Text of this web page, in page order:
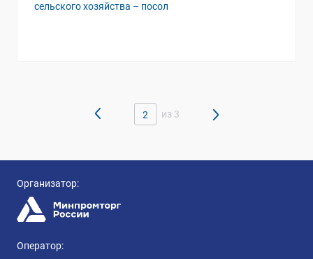
сельского хозяйства – посол
2 из 3
Организатор:
Оператор: